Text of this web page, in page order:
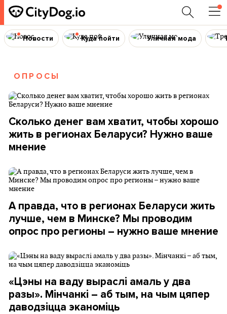
Новости Куда пойти Уличная мода
ОПРОСЫ
Сколько денег вам хватит, чтобы хорошо
жить в регионах Беларуси? Нужно ваше
мнение
А правда, что в регионах Беларуси жить
лучше, чем в Минске? Мы проводим
опрос про регионы – нужно ваше мнение
«Цэны на ваду выраслі амаль у два
разы». Мінчанкі – аб тым, на чым цяпер
даводзіцца эканоміць